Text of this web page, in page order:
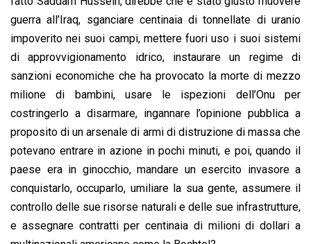
guerra all’Iraq, sganciare centinaia di tonnellate di uranio
impoverito nei suoi campi, mettere fuori uso i suoi sistemi
di approvvigionamento idrico, instaurare un regime di
sanzioni economiche che ha provocato la morte di mezzo
milione di bambini, usare le ispezioni dell’Onu per
costringerlo a disarmare, ingannare l’opinione pubblica a
proposito di un arsenale di armi di distruzione di massa che
potevano entrare in azione in pochi minuti, e poi, quando il
paese era in ginocchio, mandare un esercito invasore a
conquistarlo, occuparlo, umiliare la sua gente, assumere il
controllo delle sue risorse naturali e delle sue infrastrutture,
e assegnare contratti per centinaia di milioni di dollari a